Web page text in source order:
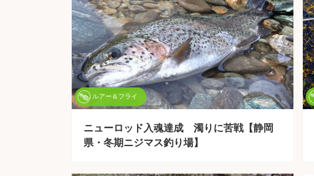
ルアー＆フライ
ニューロッド入魂達成 濁りに苦戦【静岡
県・冬期ニジマス釣り場】